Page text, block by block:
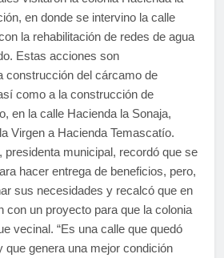
en donde se intervino la calle
la rehabilitación de redes de agua
Estas acciones son
construcción del cárcamo de
como a la construcción de
en la calle Hacienda la Sonaja,
Virgen a Hacienda Temascatío.
presidenta municipal, recordó que se
hacer entrega de beneficios, pero,
sus necesidades y recalcó que en
con un proyecto para que la colonia
vecinal. “Es una calle que quedó
que genera una mejor condición